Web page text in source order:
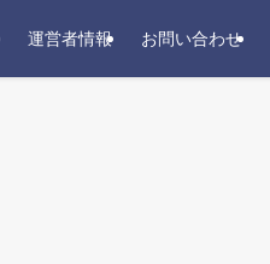
運営者情報 お問い合わせ